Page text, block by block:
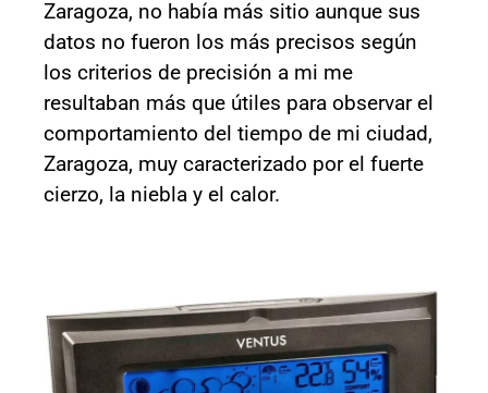
Zaragoza, no había más sitio aunque sus
datos no fueron los más precisos según
los criterios de precisión a mi me
resultaban más que útiles para observar el
comportamiento del tiempo de mi ciudad,
Zaragoza, muy caracterizado por el fuerte
cierzo, la niebla y el calor.